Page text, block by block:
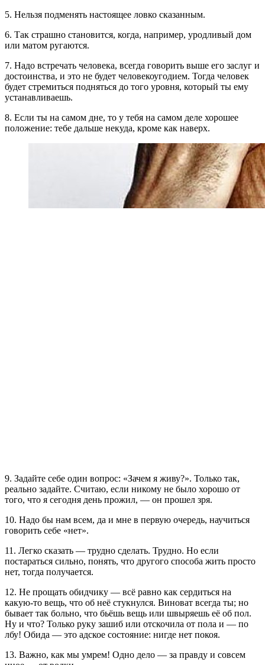
5. Нельзя подменять настоящее ловко сказанным.
6. Так страшно становится, когда, например, уродливый дом
или матом ругаются.
7. Надо встречать человека, всегда говорить выше его заслуг и
достоинства, и это не будет человекоугодием. Тогда человек
будет стремиться подняться до того уровня, который ты ему
устанавливаешь.
8. Если ты на самом дне, то у тебя на самом деле хорошее
положение: тебе дальше некуда, кроме как наверх.
9. Задайте себе один вопрос: «Зачем я живу?». Только так,
реально задайте. Считаю, если никому не было хорошо от
того, что я сегодня день прожил, — он прошел зря.
10. Надо бы нам всем, да и мне в первую очередь, научиться
говорить себе «нет».
11. Легко сказать — трудно сделать. Трудно. Но если
постараться сильно, понять, что другого способа жить просто
нет, тогда получается.
12. Не прощать обидчику — всё равно как сердиться на
какую-то вещь, что об неё стукнулся. Виноват всегда ты; но
бывает так больно, что бьёшь вещь или швыряешь её об пол.
Ну и что? Только руку зашиб или отскочила от пола и — по
лбу! Обида — это адское состояние: нигде нет покоя.
13. Важно, как мы умрем! Одно дело — за правду и совсем